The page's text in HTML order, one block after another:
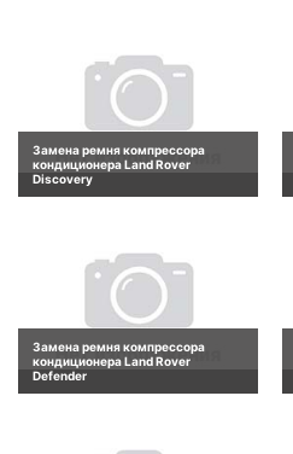
Замена ремня компрессора
кондиционера Land Rover
Discovery
Замена ремня компрессора
кондиционера Land Rover
Defender